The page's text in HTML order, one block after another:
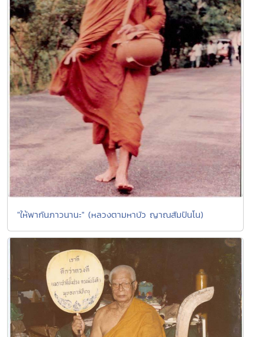
"ให้พากันภาวนานะ" (หลวงตามหาบัว ญาณสัมปันโน)